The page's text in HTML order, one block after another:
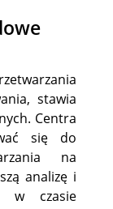
stawia
Centra
się do
na
analizę i
w czasie